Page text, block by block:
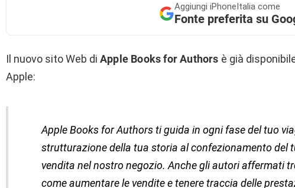
Aggiungi iPhoneItalia come
Fonte preferita su
Il nuovo sito Web di Apple Books for Authors è già
Apple:
Apple Books for Authors ti guida in ogni fase del tuo
strutturazione della tua storia al confezionamento del
vendita nel nostro negozio. Anche gli autori affermati
come aumentare le vendite e tenere traccia delle